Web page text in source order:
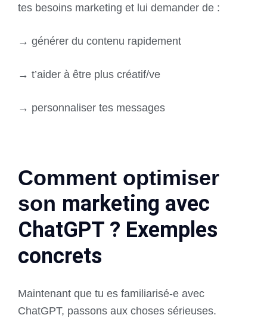
tes besoins marketing et lui demander de :
→ générer du contenu rapidement
→ t’aider à être plus créatif/ve
→ personnaliser tes messages
Comment optimiser
son marketing avec
ChatGPT ? Exemples
concrets
Maintenant que tu es familiarisé-e avec
ChatGPT, passons aux choses sérieuses.